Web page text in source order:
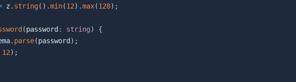
z . string( ) .min(12) .max(128) ;
(password: string)
{
. parse(password) ;
12) ;